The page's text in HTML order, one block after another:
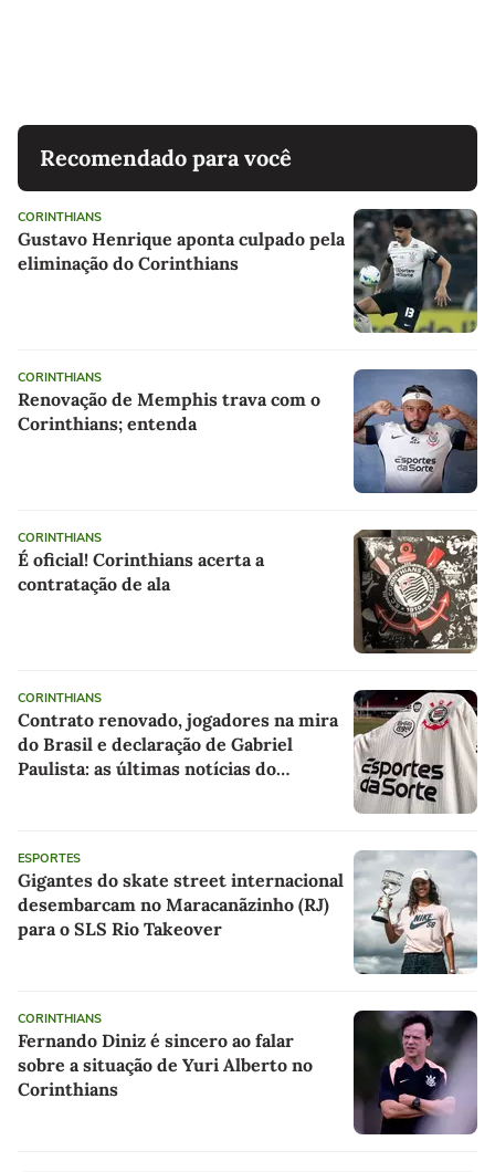
Recomendado para você
CORINTHIANS
Gustavo Henrique aponta culpado pela
eliminação do Corinthians
CORINTHIANS
Renovação de Memphis trava com o
Corinthians; entenda
CORINTHIANS
É oficial! Corinthians acerta a
contratação de ala
CORINTHIANS
Contrato renovado, jogadores na mira
do Brasil e declaração de Gabriel
Paulista: as últimas notícias do
ESPORTES
Gigantes do skate street internacional
desembarcam no Maracanãzinho (RJ)
para o SLS Rio Takeover
CORINTHIANS
Fernando Diniz é sincero ao falar
sobre a situação de Yuri Alberto no
Corinthians